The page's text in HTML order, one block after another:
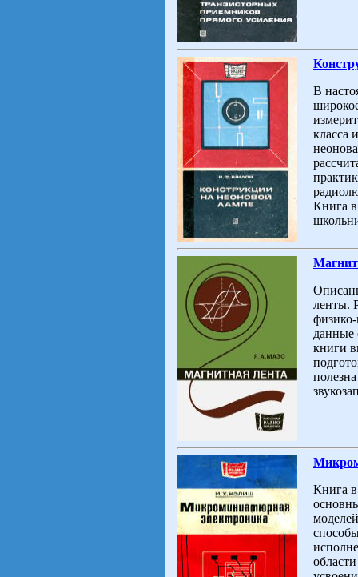
В
класса
Книга в
ленты.
данные
книги
Книга